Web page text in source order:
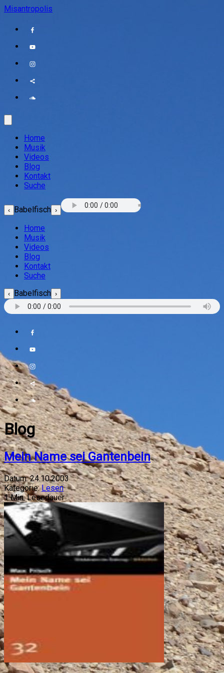
Misantropolis
Home
Musik
Videos
Blog
Kontakt
Suche
‹ Babelfisch ›
Home
Musik
Videos
Blog
Kontakt
Suche
‹ Babelfisch ›
Blog
Mein Name sei Gantenbein
Datum: 24.10.2003
Kategorie: Lesen
1Min. Lesedauer